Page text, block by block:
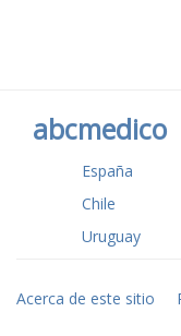
abcmedico
España
Chile
Uruguay
Acerca de este sitio